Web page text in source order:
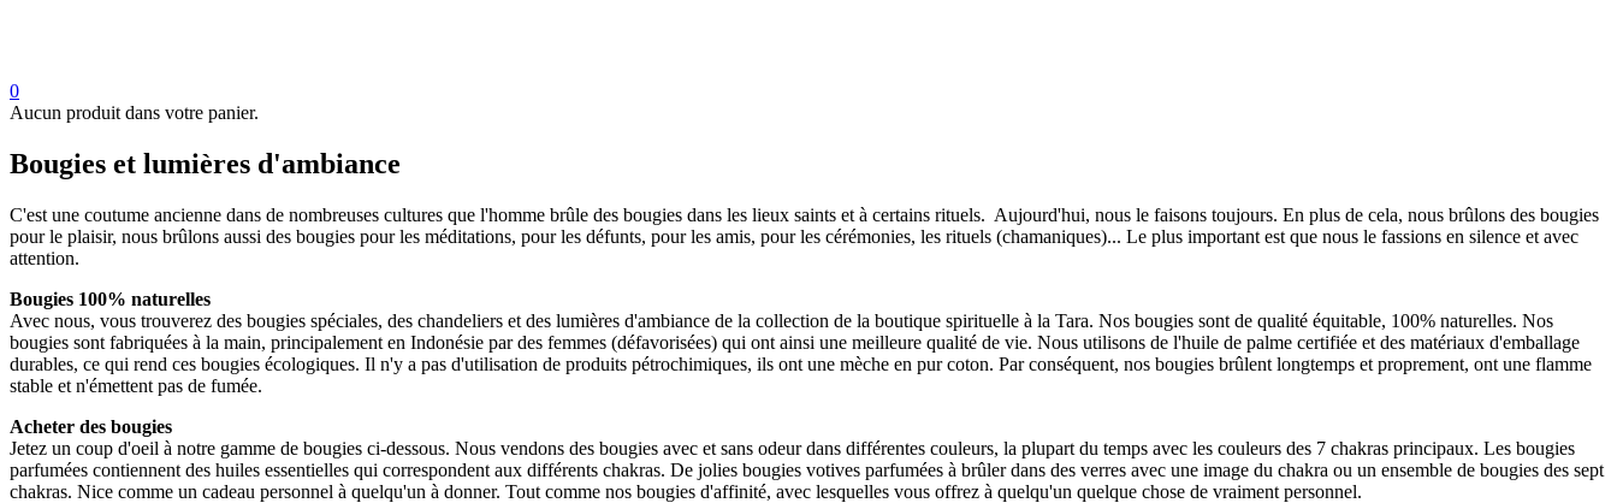
0
Aucun produit dans votre panier.
Bougies et lumières d'ambiance
C'est une coutume ancienne dans de nombreuses cultures que l'homme brûle des bougies dans les lieux saints et à certains rituels. Aujourd'hui, nous le faisons toujours. En plus de cela, nous brûlons des bougies
pour le plaisir, nous brûlons aussi des bougies pour les méditations, pour les défunts, pour les amis, pour les cérémonies, les rituels (chamaniques)... Le plus important est que nous le fassions en silence et avec
attention.
Bougies 100% naturelles
Avec nous, vous trouverez des bougies spéciales, des chandeliers et des lumières d'ambiance de la collection de la boutique spirituelle à la Tara. Nos bougies sont de qualité équitable, 100% naturelles. Nos
bougies sont fabriquées à la main, principalement en Indonésie par des femmes (défavorisées) qui ont ainsi une meilleure qualité de vie. Nous utilisons de l'huile de palme certifiée et des matériaux d'emballage
durables, ce qui rend ces bougies écologiques. Il n'y a pas d'utilisation de produits pétrochimiques, ils ont une mèche en pur coton. Par conséquent, nos bougies brûlent longtemps et proprement, ont une flamme
stable et n'émettent pas de fumée.
Acheter des bougies
Jetez un coup d'oeil à notre gamme de bougies ci-dessous. Nous vendons des bougies avec et sans odeur dans différentes couleurs, la plupart du temps avec les couleurs des 7 chakras principaux. Les bougies
parfumées contiennent des huiles essentielles qui correspondent aux différents chakras. De jolies bougies votives parfumées à brûler dans des verres avec une image du chakra ou un ensemble de bougies des sept
chakras. Nice comme un cadeau personnel à quelqu'un à donner. Tout comme nos bougies d'affinité, avec lesquelles vous offrez à quelqu'un quelque chose de vraiment personnel.